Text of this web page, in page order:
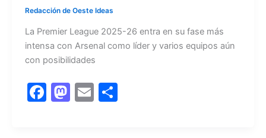
Redacción de Oeste Ideas
La Premier League 2025-26 entra en su fase más
intensa con Arsenal como líder y varios equipos aún
con posibilidades
F M E C